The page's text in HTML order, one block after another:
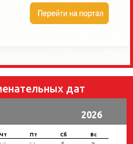
дат
2026
Чт Пт Сб Вс